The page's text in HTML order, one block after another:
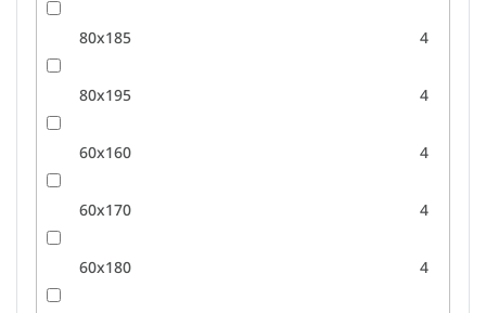
80x185 4
80x195 4
60x160 4
60x170 4
60x180 4